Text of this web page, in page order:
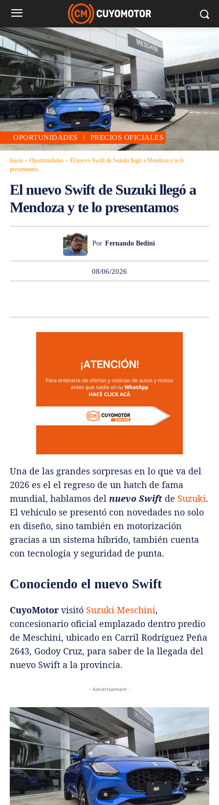
OPORTUNIDADES PRECIOS OFICIALES
Inicio Oportunidades
El nuevo Swift de Suzuki llegó a Mendoza y te lo
presentamos
El nuevo Swift de Suzuki llegó a
Mendoza y te lo presentamos
Por Fernando Bedini
08/06/2026
Una de las grandes sorpresas en lo que va del
2026 es el el regreso de un hatch de fama
mundial, hablamos del nuevo Swift de Suzuki.
El vehículo se presentó con novedades no solo
en diseño, sino también en motorización
gracias a un sistema híbrido, también cuenta
con tecnología y seguridad de punta.
Conociendo el nuevo Swift
CuyoMotor visitó Suzuki Meschini,
concesionario oficial emplazado dentro predio
de Meschini, ubicado en Carril Rodríguez Peña
2643, Godoy Cruz, para saber de la llegada del
nuevo Swift a la provincia.
- Advertisement -